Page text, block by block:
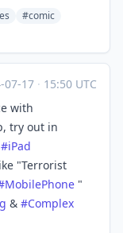
#comic
07-17 · 15:50 UTC
with
try out in
#iPad
"Terrorist
MobilePhone "
& #Complex